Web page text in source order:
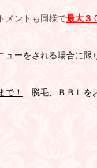
メントも同様で最大３
ーをされる場合に限
で！
脱毛、ＢＢＬを